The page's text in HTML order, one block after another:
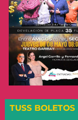
TUSS BOLETOS